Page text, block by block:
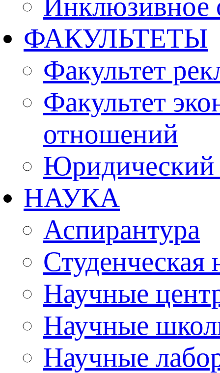
ФАКУЛЬТЕТЫ
Факультет
Факультет
отношений
Юридический
НАУКА
Аспирантура
Студенческая
Научные
Научные
Научные